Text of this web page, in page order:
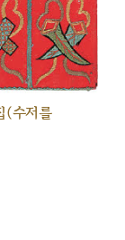
(수저를